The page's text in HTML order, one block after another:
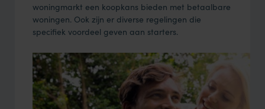
woningmarkt een koopkans bieden met betaalbare
woningen. Ook zijn er diverse regelingen die
specifiek voordeel geven aan starters.